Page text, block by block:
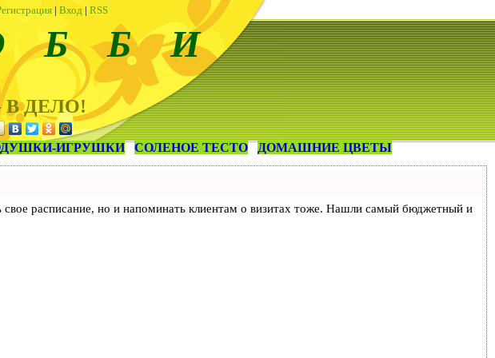
| Вход | RSS
Б Б И
ДЕЛО!
ИГРУШКИ СОЛЕНОЕ ТЕСТО ДОМАШНИЕ ЦВЕТЫ
свое расписание, но и напоминать клиентам о визитах тоже. Нашли самый бюджетный и